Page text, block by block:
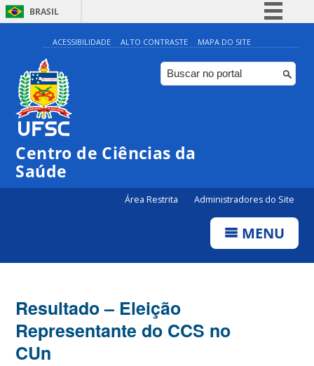
BRASIL
Simplifique!
Comunica BR
Participe
ACESSIBILIDADE ALTO CONTRASTE MAPA DO SITE
Centro de Ciências da
Saúde
Área Restrita Administradores do Site
MENU
Resultado – Eleição
Representante do CCS no
CUn